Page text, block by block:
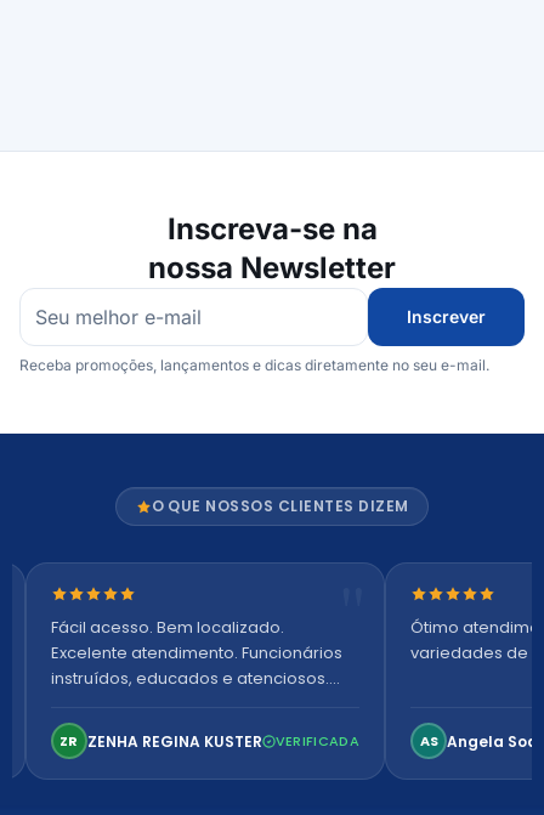
Inscreva-se na
nossa Newsletter
Inscrever
Receba promoções, lançamentos e dicas diretamente no seu e-mail.
O QUE NOSSOS CLIENTES DIZEM
Nota 5 de 5 estrelas
Fácil acesso. Bem localizado.
Excelente atendimento. Funcionários
instruídos, educados e atenciosos.
confortável. Perfeito!
ZR ZENHA REGINA KUSTER VERIFICADA
Nota 5 de 5
Ótimo
variedades de
AS Angela